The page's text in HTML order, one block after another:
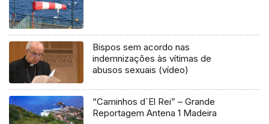
Bispos sem acordo nas
indemnizações às vítimas de
abusos sexuais (vídeo)
“Caminhos d`El Rei” – Grande
Reportagem Antena 1 Madeira